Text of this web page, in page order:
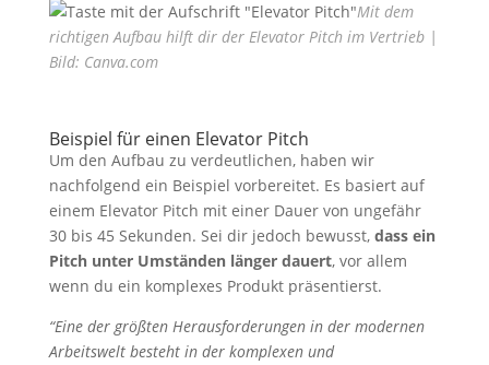
Mit dem
richtigen Aufbau hilft dir der Elevator Pitch im Vertrieb |
Bild: Canva.com
Beispiel für einen Elevator Pitch
Um den Aufbau zu verdeutlichen, haben wir
nachfolgend ein Beispiel vorbereitet. Es basiert auf
einem Elevator Pitch mit einer Dauer von ungefähr
30 bis 45 Sekunden. Sei dir jedoch bewusst, dass ein
Pitch unter Umständen länger dauert, vor allem
wenn du ein komplexes Produkt präsentierst.
“Eine der größten Herausforderungen in der modernen
Arbeitswelt besteht in der komplexen und